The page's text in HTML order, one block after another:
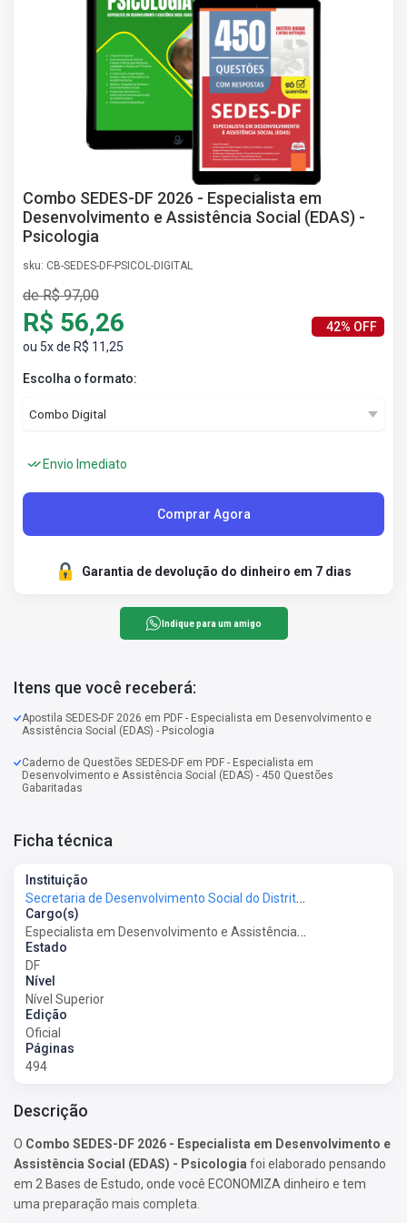
Combo SEDES-DF 2026 - Especialista em
Desenvolvimento e Assistência Social (EDAS) -
Psicologia
sku: CB-SEDES-DF-PSICOL-DIGITAL
de R$ 97,00
R$ 56,26
ou 5x de R$ 11,25
42% OFF
Escolha o formato:
Envio Imediato
Comprar Agora
Garantia de devolução do dinheiro em 7 dias
Indique para um amigo
Itens que você receberá:
Apostila SEDES-DF 2026 em PDF - Especialista em Desenvolvimento e
Assistência Social (EDAS) - Psicologia
Caderno de Questões SEDES-DF em PDF - Especialista em
Desenvolvimento e Assistência Social (EDAS) - 450 Questões
Gabaritadas
Ficha técnica
Instituição
Secretaria de Desenvolvimento Social do Distrito Federal - SEDES-DF
Cargo(s)
Especialista em Desenvolvimento e Assistência Social (EDAS) - Psicologia
Estado
DF
Nível
Nível Superior
Edição
Oficial
Páginas
494
Descrição
O Combo SEDES-DF 2026 - Especialista em Desenvolvimento e
Assistência Social (EDAS) - Psicologia foi elaborado pensando
em 2 Bases de Estudo, onde você ECONOMIZA dinheiro e tem
uma preparação mais completa.